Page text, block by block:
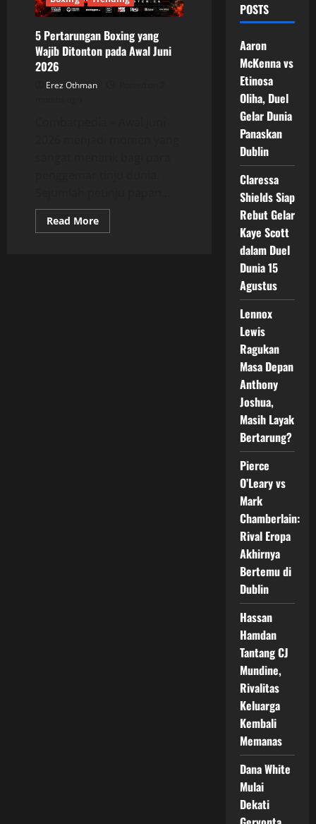
5 Pertarungan Boxing yang
Wajib Ditonton pada Awal Juni
2026
Erez Othman
Read MoreRead
more
POSTS
Aaron
McKenna vs
Etinosa
Oliha, Duel
Gelar Dunia
Panaskan
Dublin
Claressa
Shields Siap
Rebut Gelar
Kaye Scott
dalam Duel
Dunia 15
Agustus
Lennox
Lewis
Ragukan
Masa Depan
Anthony
Joshua,
Masih Layak
Bertarung?
Pierce
O’Leary vs
Mark
Chamberlain:
Rival Eropa
Akhirnya
Bertemu di
Dublin
Hassan
Hamdan
Tantang CJ
Mundine,
Rivalitas
Keluarga
Kembali
Memanas
Dana White
Mulai
Dekati